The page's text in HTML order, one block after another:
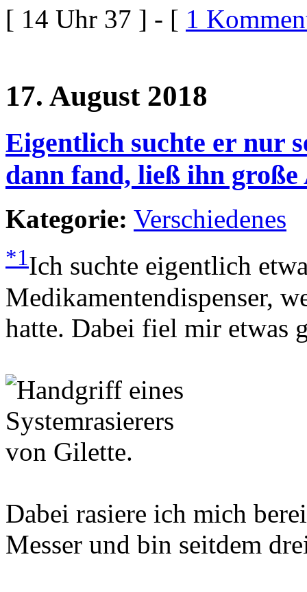
[ 14 Uhr 37 ] - [ 1
17. August 2018
Eigentlich suchte er nur
dann fand, ließ ihn große
Kategorie: Verschiedenes
*1Ich suchte eigentlich
Medikamentendispenser,
hatte. Dabei fiel mir etwas
Dabei rasiere ich mich
Messer und bin seitdem